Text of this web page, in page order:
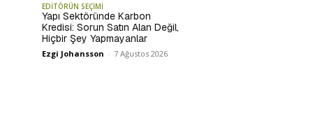
EDİTÖRÜN SEÇİMİ
Yapı Sektöründe Karbon
Kredisi: Sorun Satın Alan Değil,
Hiçbir Şey Yapmayanlar
Ezgi Johansson - 7 Ağustos 2026